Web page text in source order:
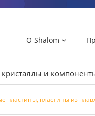
О Shalom
и
пластины, пластины из